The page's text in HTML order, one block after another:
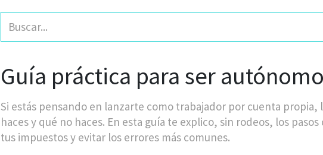
Guía práctica para ser
Si estás pensando en lanzarte como trabajador por cuenta
haces y qué no haces. En esta guía te explico, sin rodeos, los
tus impuestos y evitar los errores más comunes.